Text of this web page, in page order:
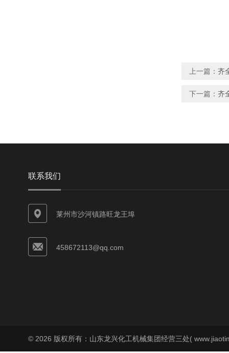
上一篇： 齐
下一篇： 齐
联系我们
莱州市沙河镇路旺龙王埠
458672113@qq.com
© 2026 版权所有：山东龙兴化工机械集团经营三处(